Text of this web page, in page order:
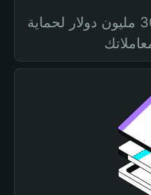
صندوق حماية بقيمة 300 مليون دولار لحماية